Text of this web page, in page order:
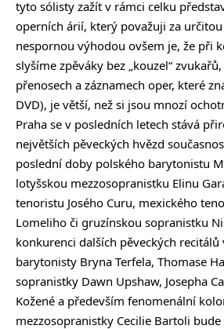
tyto sólisty zažít v rámci celku
operních árií, který považuji za určitou
nespornou výhodou ovšem je, že při
slyšíme zpěváky bez „kouzel“
přenosech a záznamech oper, které
DVD), je větší, než si jsou mnozí
Praha se v posledních letech stává
největších pěveckých hvězd
poslední doby polského barytonistu
lotyšskou mezzosopranistku Elinu
tenoristu Josého Curu, mexického
Lomeliho či gruzínskou sopranistku
konkurenci dalších pěveckých recitálů
barytonisty Bryna Terfela, Thomase
sopranistky Dawn Upshaw, Josepha
Kožené a především fenomenální
mezzosopranistky Cecilie Bartoli